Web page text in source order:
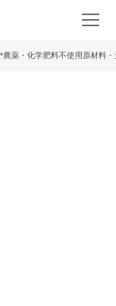
農薬・化学肥料不使用原材料